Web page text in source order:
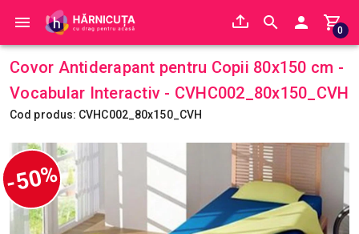
0
Covor Antiderapant pentru Copii 80x150 cm -
Vocabular Interactiv - CVHC002_80x150_CVH
Cod produs: CVHC002_80x150_CVH
-50%